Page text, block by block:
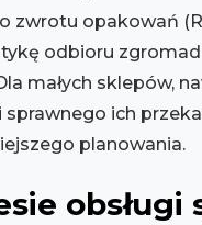
opakowań
odbioru
małych sklepów,
ich
planowania.